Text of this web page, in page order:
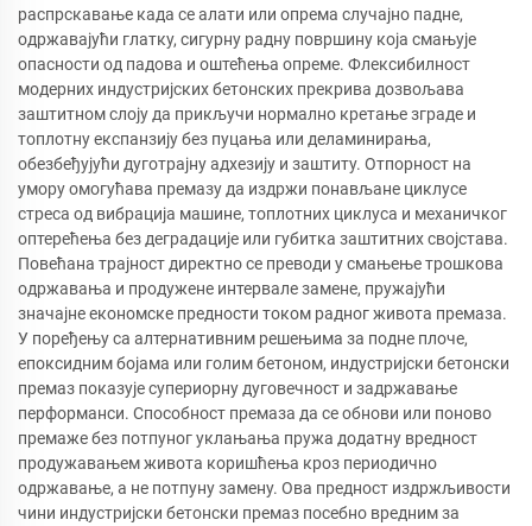
распрскавање када се алати или опрема случајно падне,
одржавајући глатку, сигурну радну површину која смањује
опасности од падова и оштећења опреме. Флексибилност
модерних индустријских бетонских прекрива дозвољава
заштитном слоју да прикључи нормално кретање зграде и
топлотну експанзију без пуцања или деламинирања,
обезбеђујући дуготрајну адхезију и заштиту. Отпорност на
умору омогућава премазу да издржи понављане циклусе
стреса од вибрација машине, топлотних циклуса и механичког
оптерећења без деградације или губитка заштитних својстава.
Повећана трајност директно се преводи у смањење трошкова
одржавања и продужене интервале замене, пружајући
значајне економске предности током радног живота премаза.
У поређењу са алтернативним решењима за подне плоче,
епоксидним бојама или голим бетоном, индустријски бетонски
премаз показује супериорну дуговечност и задржавање
перформанси. Способност премаза да се обнови или поново
премаже без потпуног уклањања пружа додатну вредност
продужавањем живота коришћења кроз периодично
одржавање, а не потпуну замену. Ова предност издржљивости
чини индустријски бетонски премаз посебно вредним за